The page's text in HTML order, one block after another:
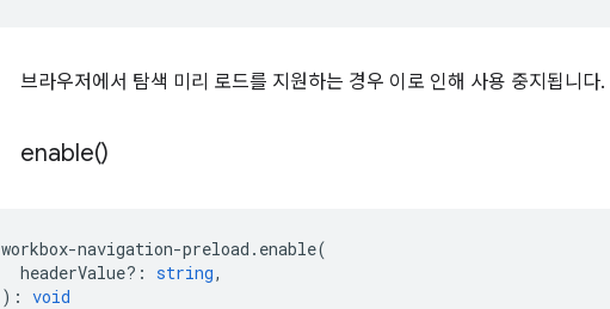
브라우저에서 탐색 미리 로드를 지원하는 경우 이로 인해 사용 중지됩니다.
enable()
workbox-navigation-preload . enable(
headerValue? : string,
) : void